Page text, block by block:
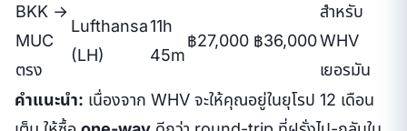
BKK →
MUC
ตรง
Lufthansa
(LH)
11h
45m
฿27,000 ฿36,000
สำหรับ
WHV
เยอรมัน
คำแนะนำ: เนื่องจาก WHV จะให้คุณอยู่ในยุโรป 12 เดือน